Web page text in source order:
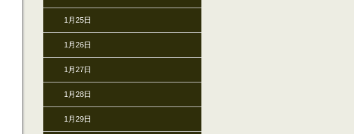
1月25日
1月26日
1月27日
1月28日
1月29日